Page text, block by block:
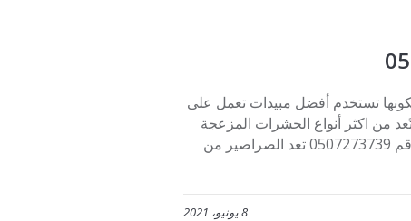
تستخدم أفضل مبيدات تعمل على
تًعد من اكثر أنواع الحشرات المزعجة
جدا للأفراد، وإذا كنت تريد التخلص من الصراصير عليك الاتصال على رقم 0507273739 تعد الصراصير من
8 يونيو، 2021